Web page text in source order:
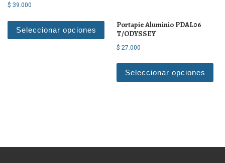
$ 39.000
Seleccionar opciones
Portapie Aluminio PDAL06
T/ODYSSEY
$ 27.000
Seleccionar opciones